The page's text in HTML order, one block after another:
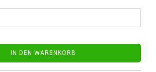
IN DEN WARENKORB